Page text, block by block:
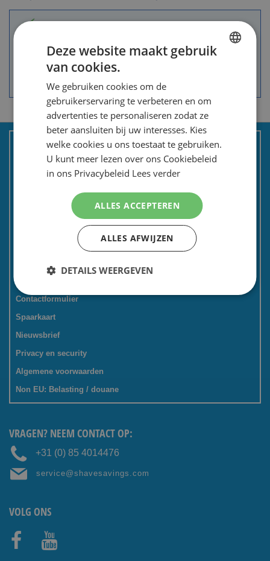
A-merken voor de scherpste prijs.
Speciale Dag- en Weekaanbiedingen.
Goede service en advies.
Snelle levering.
KLANTENSERVICE
Over ons
Bestellen en betalen
Bezorgen en retourneren
Tevredenheidsgarantie
Contactformulier
Spaarkaart
Nieuwsbrief
Privacy en security
Algemene voorwaarden
Non EU: Belasting / douane
VRAGEN? NEEM CONTACT OP:
+31 (0) 85 4014476
service@shavesavings.com
VOLG ONS
Deze website maakt gebruik
van cookies.
We gebruiken cookies om de
gebruikerservaring te verbeteren en om
advertenties te personaliseren zodat ze
beter aansluiten bij uw interesses. Kies
welke cookies u ons toestaat te gebruiken.
U kunt meer lezen over ons Cookiebeleid
in ons Privacybeleid Lees verder
ALLES ACCEPTEREN
ALLES AFWIJZEN
DETAILS WEERGEVEN